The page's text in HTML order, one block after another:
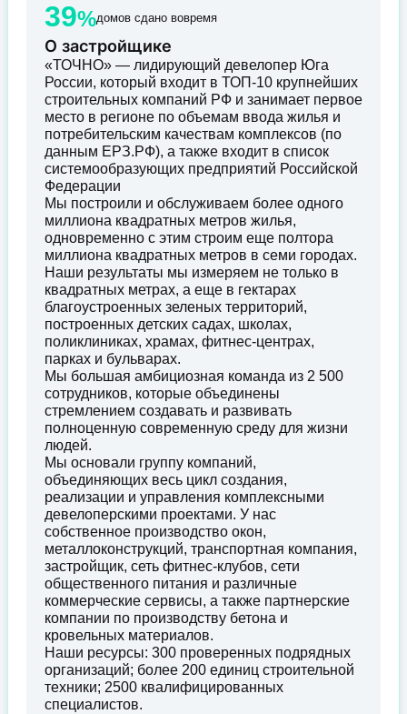
39%домов сдано вовремя
О застройщике
«ТОЧНО» — лидирующий девелопер Юга
России, который входит в ТОП-10 крупнейших
строительных компаний РФ и занимает первое
место в регионе по объемам ввода жилья и
потребительским качествам комплексов (по
данным ЕРЗ.РФ), а также входит в список
системообразующих предприятий Российской
Федерации
Мы построили и обслуживаем более одного
миллиона квадратных метров жилья,
одновременно с этим строим еще полтора
миллиона квадратных метров в семи городах.
Наши результаты мы измеряем не только в
квадратных метрах, а еще в гектарах
благоустроенных зеленых территорий,
построенных детских садах, школах,
поликлиниках, храмах, фитнес-центрах,
парках и бульварах.
Мы большая амбициозная команда из 2 500
сотрудников, которые объединены
стремлением создавать и развивать
полноценную современную среду для жизни
людей.
Мы основали группу компаний,
объединяющих весь цикл создания,
реализации и управления комплексными
девелоперскими проектами. У нас
собственное производство окон,
металлоконструкций, транспортная компания,
застройщик, сеть фитнес-клубов, сети
общественного питания и различные
коммерческие сервисы, а также партнерские
компании по производству бетона и
кровельных материалов.
Наши ресурсы: 300 проверенных подрядных
организаций; более 200 единиц строительной
техники; 2500 квалифицированных
специалистов.